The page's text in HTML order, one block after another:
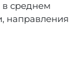
в среднем
направления